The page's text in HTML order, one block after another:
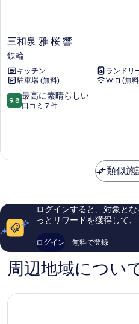
三
和
泉
雅
桜
響
鉄
三和泉 雅 桜 響
鉄輪
キッチン
ランドリ
駐車場 (無料)
WiFi (無
10
段
高
ら
い、
口
件
の
9.8 最高に素晴らしい
口コミ 7 件
類似施
ログインすると、対象と
っとリワードを獲得して
ログイン 無料で登録
周辺地域につい